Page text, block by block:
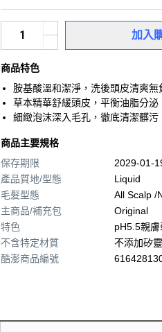
加入
商品特色
胺基酸溫和潔淨，洗後頭皮清爽
草本精華舒緩頭皮，平衡油脂分
細緻泡沫深入毛孔，徹底清潔髒
商品主要規格
保存期限
2029-01-
產品質地/型態
Liquid
毛髮型態
All Scalp /
主商品/補充包
Original
特色
pH5.5親膚
不含特定材質
不添加矽靈
酷澎商品編號